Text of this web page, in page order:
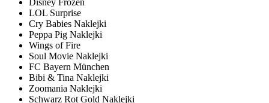
LOL Surprise
Cry Babies Naklejki
Peppa Pig Naklejki
Wings of Fire
Soul Movie Naklejki
FC Bayern München
Bibi & Tina Naklejki
Zoomania Naklejki
Schwarz Rot Gold Naklejki